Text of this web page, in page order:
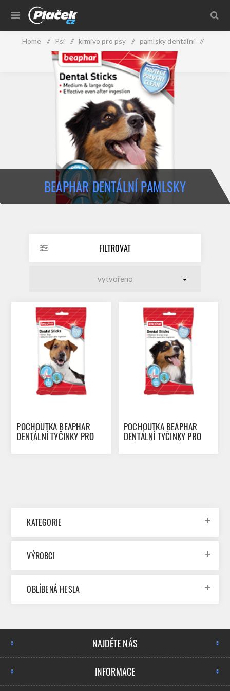
Home / Psi / krmivo pro psy / pamlsky dentální /
Beaphar dentální pamlsky
BEAPHAR DENTÁLNÍ PAMLSKY
FILTROVAT
POCHOUTKA BEAPHAR
DENTÁLNÍ TYČINKY PRO
POCHOUTKA BEAPHAR
DENTÁLNÍ TYČINKY PRO
KATEGORIE
VÝROBCI
OBLÍBENÁ HESLA
NAJDĚTE NÁS
INFORMACE